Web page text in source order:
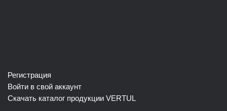
Регистрация
Войти в свой аккаунт
Скачать каталог продукции VERTUL